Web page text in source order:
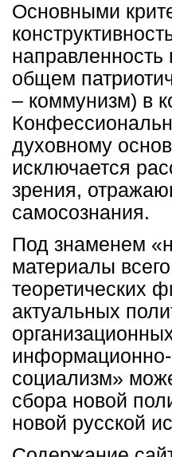
Основными
направленность
общем
– коммунизм) в
духовному
исключается
зрения,
самосознания.
Под знаменем
материалы
теоретических
актуальных
социализм»
сбора новой
новой русской